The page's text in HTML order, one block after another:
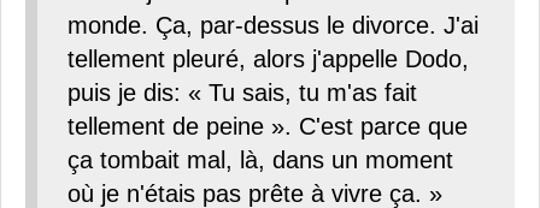
monde. Ça, par-dessus le divorce. J'ai
tellement pleuré, alors j'appelle Dodo,
puis je dis: « Tu sais, tu m'as fait
tellement de peine ». C'est parce que
ça tombait mal, là, dans un moment
où je n'étais pas prête à vivre ça. »